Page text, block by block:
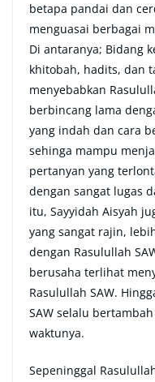
betapa pandai dan
menguasai berbagai
Di antaranya; Bidang
khitobah, hadits, dan
menyebabkan
berbincang lama
yang indah dan cara
sehinga mampu
pertanyan yang
dengan sangat lugas
itu, Sayyidah Aisyah
yang sangat rajin,
dengan Rasulullah
berusaha terlihat
Rasulullah SAW.
SAW selalu
waktunya.
Sepeninggal